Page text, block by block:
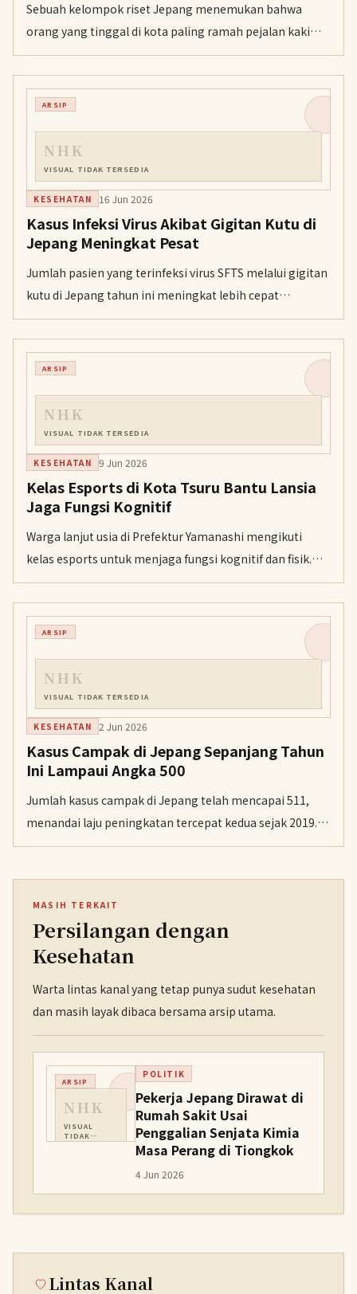
Sebuah kelompok riset Jepang menemukan bahwa
orang yang tinggal di kota paling ramah pejalan kaki
berjalan hampir dua kali lebih banyak langkah daripada
mereka yang tinggal di wilayah yang kurang ramah
pejalan kaki. Hasil riset ini dibuka untuk umum dan
diharapkan dapat dimanfaatkan pemerintah daerah
serta perusahaan.
ARSIP
NHK
VISUAL TIDAK TERSEDIA
KESEHATAN 16 Jun 2026
Kasus Infeksi Virus Akibat Gigitan Kutu di
Jepang Meningkat Pesat
Jumlah pasien yang terinfeksi virus SFTS melalui gigitan
kutu di Jepang tahun ini meningkat lebih cepat
dibandingkan rekor tahun lalu, dengan 72 kasus
dilaporkan hingga awal Juni.
ARSIP
NHK
VISUAL TIDAK TERSEDIA
KESEHATAN 9 Jun 2026
Kelas Esports di Kota Tsuru Bantu Lansia
Jaga Fungsi Kognitif
Warga lanjut usia di Prefektur Yamanashi mengikuti
kelas esports untuk menjaga fungsi kognitif dan fisik.
Program ini terbukti membantu lansia tetap aktif
bergerak dan bersosialisasi.
ARSIP
NHK
VISUAL TIDAK TERSEDIA
KESEHATAN 2 Jun 2026
Kasus Campak di Jepang Sepanjang Tahun
Ini Lampaui Angka 500
Jumlah kasus campak di Jepang telah mencapai 511,
menandai laju peningkatan tercepat kedua sejak 2019.
Otoritas kesehatan menekankan pentingnya vaksinasi
MASIH TERKAIT
Persilangan dengan
Kesehatan
Warta lintas kanal yang tetap punya sudut kesehatan
dan masih layak dibaca bersama arsip utama.
ARSIP
NHK
VISUAL
TIDAK
TERSEDIA
POLITIK
Pekerja Jepang Dirawat di
Rumah Sakit Usai
Penggalian Senjata Kimia
Masa Perang di Tiongkok
4 Jun 2026
Lintas Kanal